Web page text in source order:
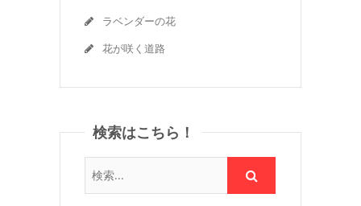
ラベンダーの花
花が咲く道路
検索はこちら！